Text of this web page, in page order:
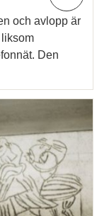
och avlopp är
Den